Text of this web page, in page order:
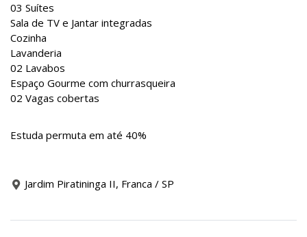
03 Suítes
Sala de TV e Jantar integradas
Cozinha
Lavanderia
02 Lavabos
Espaço Gourme com churrasqueira
02 Vagas cobertas
Estuda permuta em até 40%
Jardim Piratininga II, Franca / SP